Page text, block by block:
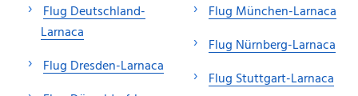
Flug Deutschland-
Larnaca
Flug Dresden-Larnaca
Flug München-Larnaca
Flug Nürnberg-Larnaca
Flug Stuttgart-Larnaca